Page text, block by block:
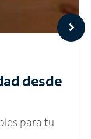
desde
para tu